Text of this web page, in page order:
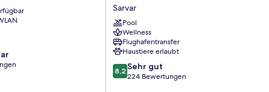
Radisson
Sárvár
Resort
&
Spa
Sarvar
Sarvar
Pool
Wellness
Flughafentransfer
Haustiere erlaubt
8.2
von
8,2 Sehr gut
224 Bewertungen